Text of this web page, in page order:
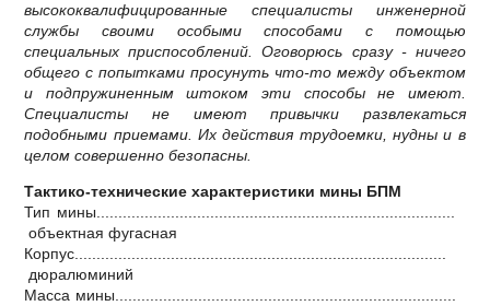
высококвалифицированные специалисты инженерной
службы своими особыми способами с помощью
специальных приспособлений. Оговорюсь сразу - ничего
общего с попытками просунуть что-то между объектом
и подпружиненным штоком эти способы не имеют.
Специалисты не имеют привычки развлекаться
подобными приемами. Их действия трудоемки, нудны и в
целом совершенно безопасны.
Тактико-технические характеристики мины БПМ
Тип мины..................................................................................
объектная фугасная
Корпус.....................................................................................
дюралюминий
Масса мины..............................................................................